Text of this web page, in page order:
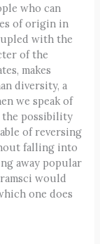
who can
of origin in
with the
of the
makes
diversity, a
we speak of
the possibility
of reversing
falling into
away popular
would
one does